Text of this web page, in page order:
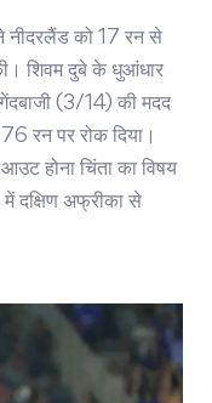
नीदरलैंड को 17 रन से
शिवम दुबे के धुआंधार
(3/14) की मदद
रन पर रोक दिया।
होना चिंता का विषय
दक्षिण अफ्रीका से